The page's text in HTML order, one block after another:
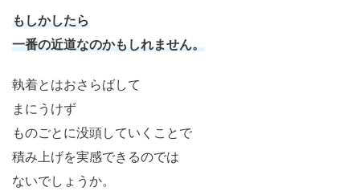
もしかしたら
一番の近道なのかもしれません。
執着とはおさらばして
まにうけず
ものごとに没頭していくことで
積み上げを実感できるのでは
ないでしょうか。